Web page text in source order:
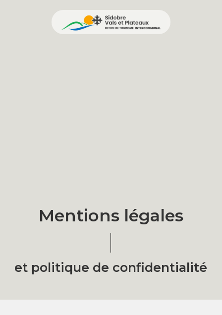
Mentions légales
et politique de confidentialité